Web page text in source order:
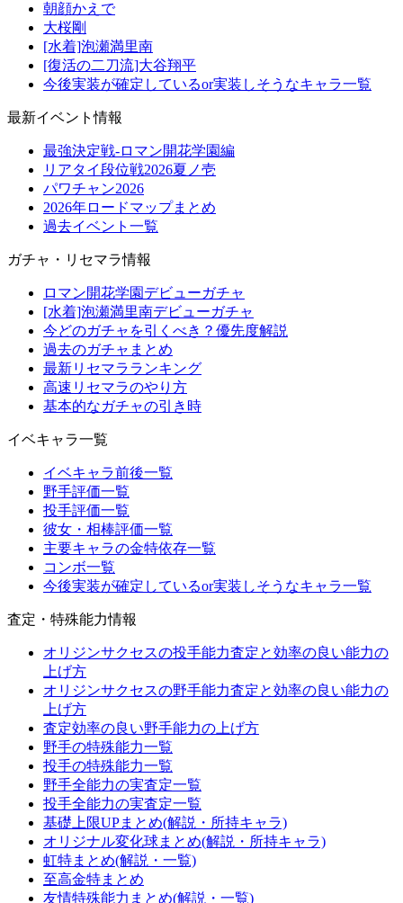
朝顔かえで
大桜剛
[水着]泡瀬満里南
[復活の二刀流]大谷翔平
今後実装が確定しているor実装しそうなキャラ一覧
最新イベント情報
最強決定戦-ロマン開花学園編
リアタイ段位戦2026夏ノ壱
パワチャン2026
2026年ロードマップまとめ
過去イベント一覧
ガチャ・リセマラ情報
ロマン開花学園デビューガチャ
[水着]泡瀬満里南デビューガチャ
今どのガチャを引くべき？優先度解説
過去のガチャまとめ
最新リセマラランキング
高速リセマラのやり方
基本的なガチャの引き時
イベキャラ一覧
イベキャラ前後一覧
野手評価一覧
投手評価一覧
彼女・相棒評価一覧
主要キャラの金特依存一覧
コンボ一覧
今後実装が確定しているor実装しそうなキャラ一覧
査定・特殊能力情報
オリジンサクセスの投手能力査定と効率の良い能力の
上げ方
オリジンサクセスの野手能力査定と効率の良い能力の
上げ方
査定効率の良い野手能力の上げ方
野手の特殊能力一覧
投手の特殊能力一覧
野手全能力の実査定一覧
投手全能力の実査定一覧
基礎上限UPまとめ(解説・所持キャラ)
オリジナル変化球まとめ(解説・所持キャラ)
虹特まとめ(解説・一覧)
至高金特まとめ
友情特殊能力まとめ(解説・一覧)